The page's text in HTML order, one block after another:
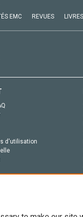
EMC REVUES LIVRES
d'utilisation